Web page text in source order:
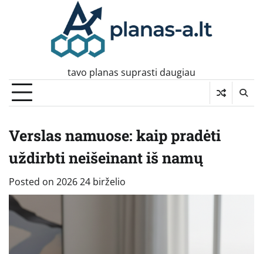
tavo planas suprasti daugiau
Verslas namuose: kaip pradėti
uždirbti neišeinant iš namų
Posted on 2026 24 birželio